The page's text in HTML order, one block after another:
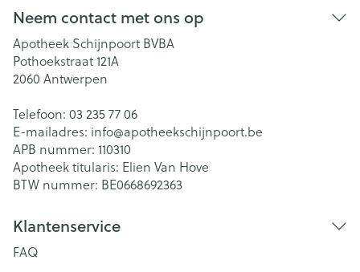
Neem contact met ons op
Apotheek Schijnpoort BVBA
Pothoekstraat 121A
2060 Antwerpen
Telefoon: 03 235 77 06
E-mailadres: info@apotheekschijnpoort.be
APB nummer: 110310
Apotheek titularis: Elien Van Hove
BTW nummer: BE0668692363
Klantenservice
FAQ